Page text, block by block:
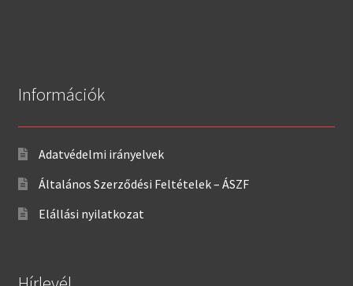
Információk
Adatvédelmi irányelvek
Általános Szerződési Feltételek – ÁSZF
Elállási nyilatkozat